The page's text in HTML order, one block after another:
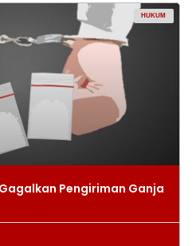
HUKUM
Pengiriman Ganja